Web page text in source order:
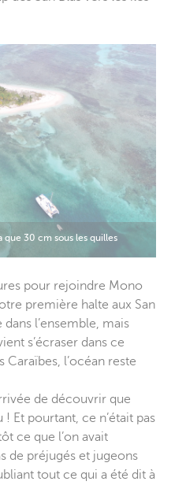
que 30 cm sous les quilles
pour rejoindre Mono
première halte aux San
dans l’ensemble, mais
s’écraser dans ce
l’océan reste
de découvrir que
Et pourtant, ce n’était pas
ce que l’on avait
de préjugés et jugeons
tout ce qui a été dit à